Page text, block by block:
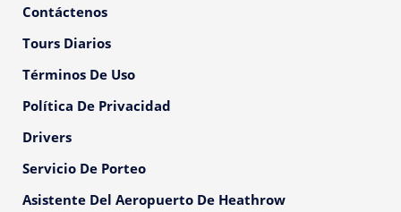
Contáctenos
Tours Diarios
Términos De Uso
Política De Privacidad
Drivers
Servicio De Porteo
Asistente Del Aeropuerto De Heathrow